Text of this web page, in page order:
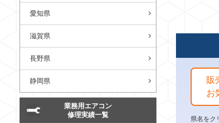
販
お
県名をク
愛知県
滋賀県
長野県
静岡県
業務用エアコン
修理実績一覧